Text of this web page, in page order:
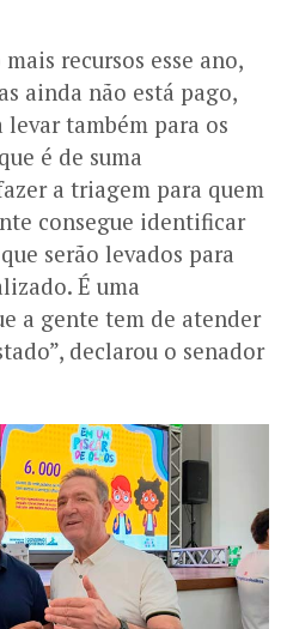
recursos esse ano,
ainda não está pago,
levar também para os
é de suma
a triagem para quem
consegue identificar
serão levados para
É uma
a gente tem de atender
declarou o senador